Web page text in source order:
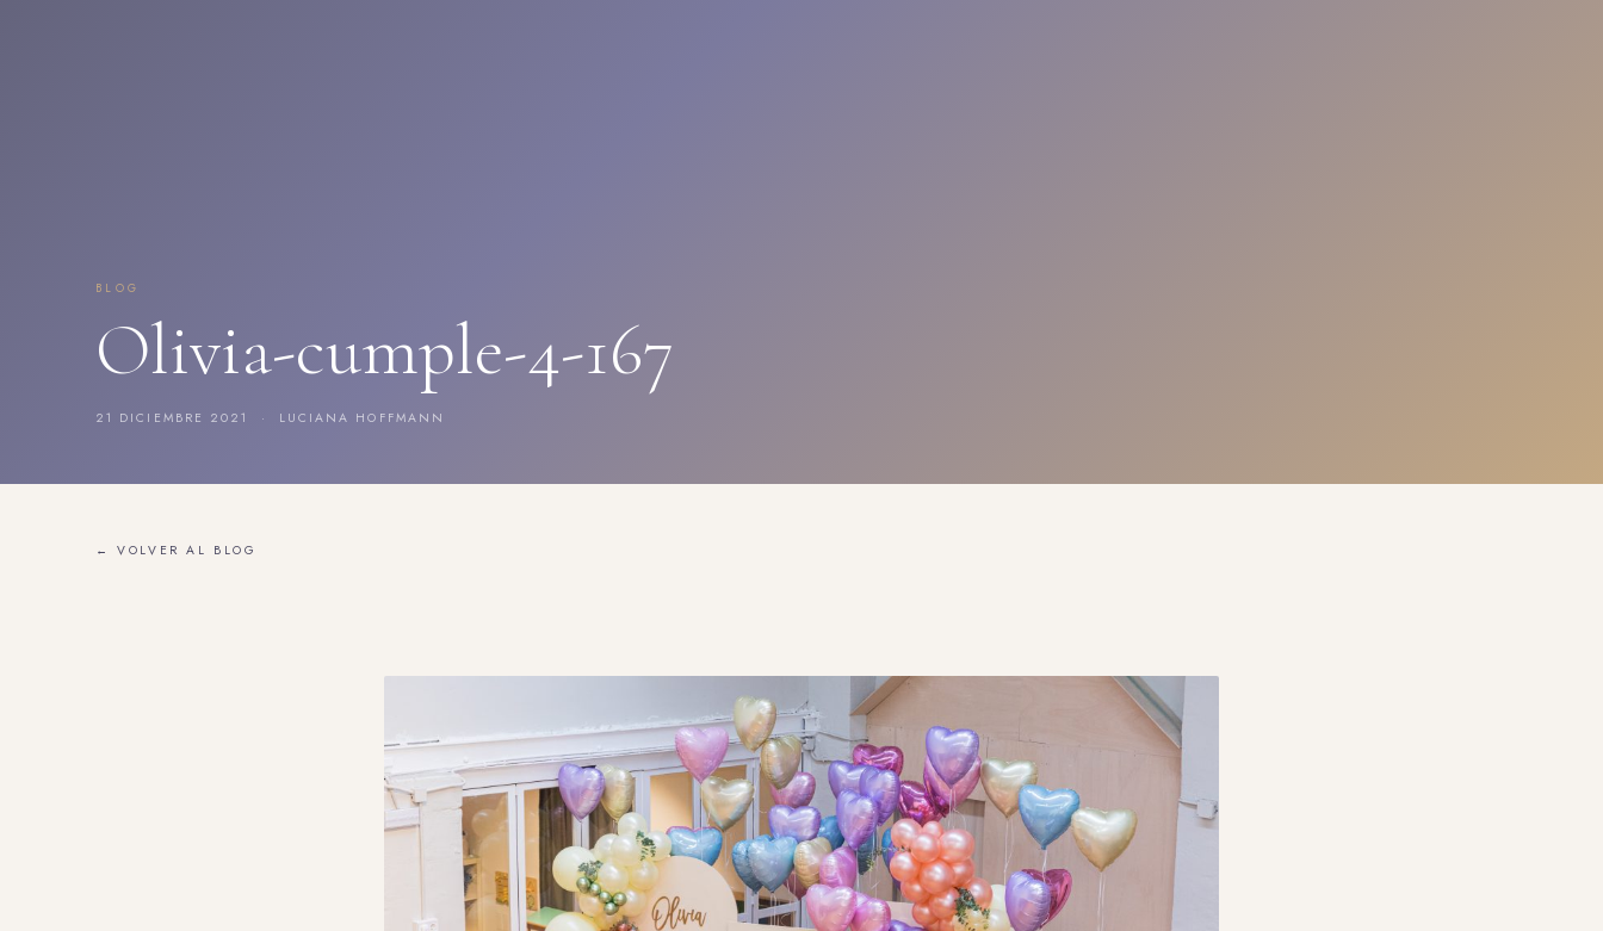
BLOG
Olivia-cumple-4-167
21 DICIEMBRE 2021 · LUCIANA HOFFMANN
← VOLVER AL BLOG